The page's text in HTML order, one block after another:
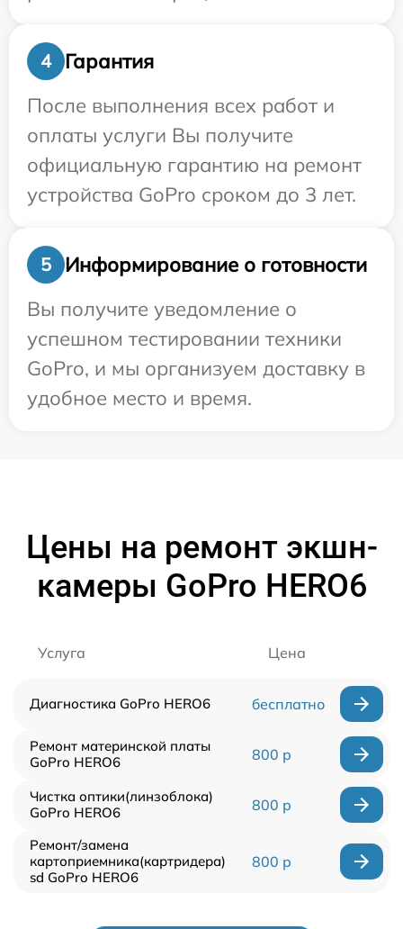
4
Гарантия
После выполнения всех работ и
оплаты услуги Вы получите
официальную гарантию на ремонт
устройства GoPro сроком до 3 лет.
5
Информирование о готовности
Вы получите уведомление о
успешном тестировании техники
GoPro, и мы организуем доставку в
удобное место и время.
Цены на ремонт экшн-
камеры GoPro HERO6
Услуга Цена
Диагностика GoPro HERO6 бесплатно
Ремонт материнской платы
GoPro HERO6
800 р
Чистка оптики(линзоблока)
GoPro HERO6
800 р
Ремонт/замена
картоприемника(картридера)
sd GoPro HERO6
800 р